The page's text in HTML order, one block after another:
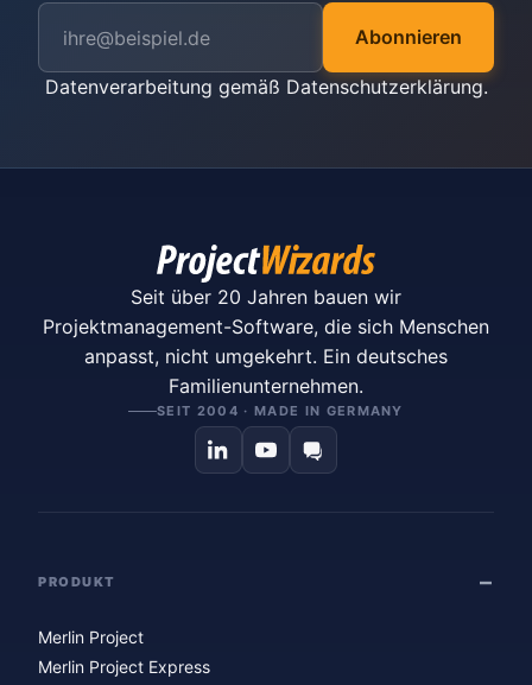
Abonnieren
Datenverarbeitung gemäß Datenschutzerklärung.
Seit über 20 Jahren bauen wir
Projektmanagement-Software, die sich Menschen
anpasst, nicht umgekehrt. Ein deutsches
Familienunternehmen.
SEIT 2004 · MADE IN GERMANY
PRODUKT
Merlin Project
Merlin Project Express